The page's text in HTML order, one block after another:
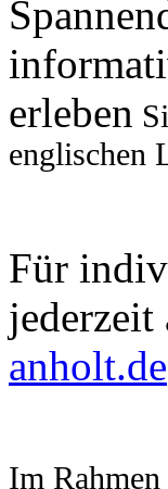
erleben
englischen
Für
anholt.de
Im